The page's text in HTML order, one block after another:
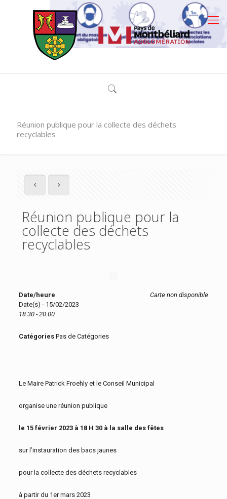
Réunion publique pour la collecte des déchets
recyclables
Réunion publique pour la
collecte des déchets
recyclables
Carte non disponible
Date/heure
Date(s) - 15/02/2023
18:30 - 20:00
CatégoriesPas de Catégories
Le Maire Patrick Froehly et le Conseil Municipal
organise une réunion publique
le 15 février 2023 à 18 H 30 à la salle des fêtes
sur l’instauration des bacs jaunes
pour la collecte des déchets recyclables
à partir du 1er mars 2023